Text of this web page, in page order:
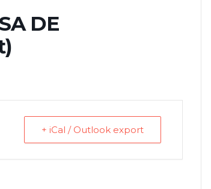
DE
+ iCal / Outlook export